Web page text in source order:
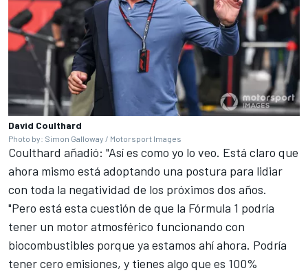
David Coulthard
Photo by: Simon Galloway / Motorsport Images
Coulthard añadió: "Así es como yo lo veo. Está claro que
ahora mismo está adoptando una postura para lidiar
con toda la negatividad de los próximos dos años.
"Pero está esta cuestión de que la Fórmula 1 podría
tener un motor atmosférico funcionando con
biocombustibles porque ya estamos ahí ahora. Podría
tener cero emisiones, y tienes algo que es 100%